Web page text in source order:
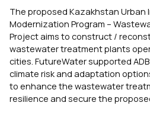
The proposed Kazakhstan Urban
Modernization Program –
Project aims to construct /
wastewater treatment plants
cities. FutureWater supported
climate risk and adaptation
to enhance the wastewater
resilience and secure the